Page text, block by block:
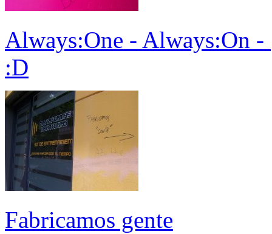
Always:One - Always:On -
:D
Fabricamos gente